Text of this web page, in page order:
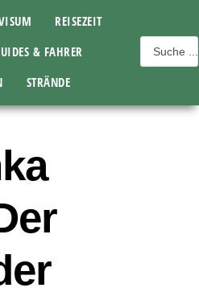
REISEZEIT
& FAHRER
STRÄNDE